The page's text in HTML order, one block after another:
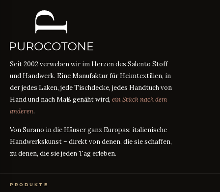
Seit 2002 verweben wir im Herzen des Salento Stoff
und Handwerk. Eine Manufaktur für Heimtextilien, in
der jedes Laken, jede Tischdecke, jedes Handtuch von
Hand und nach Maß genäht wird, ein Stück nach dem
anderen.
Von Surano in die Häuser ganz Europas: italienische
Handwerkskunst – direkt von denen, die sie schaffen,
zu denen, die sie jeden Tag erleben.
PRODUKTE